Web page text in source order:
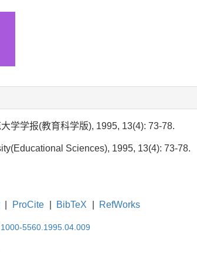
学学报(教育科学版), 1995, 13(4): 73-78.
Sciences), 1995, 13(4): 73-78.
ProCite BibTeX RefWorks
5560.1995.04.009